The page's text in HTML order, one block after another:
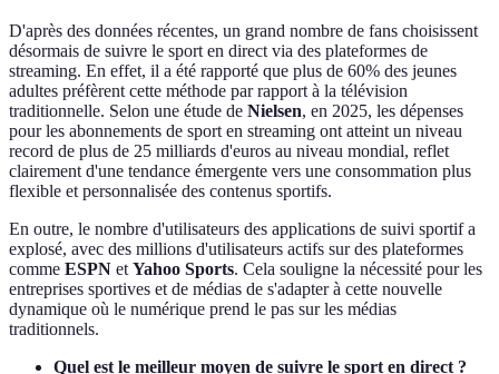
D'après des données récentes, un grand nombre de fans choisissent
désormais de suivre le sport en direct via des plateformes de
streaming. En effet, il a été rapporté que plus de 60% des jeunes
adultes préfèrent cette méthode par rapport à la télévision
traditionnelle. Selon une étude de Nielsen, en 2025, les dépenses
pour les abonnements de sport en streaming ont atteint un niveau
record de plus de 25 milliards d'euros au niveau mondial, reflet
clairement d'une tendance émergente vers une consommation plus
flexible et personnalisée des contenus sportifs.
En outre, le nombre d'utilisateurs des applications de suivi sportif a
explosé, avec des millions d'utilisateurs actifs sur des plateformes
comme ESPN et Yahoo Sports. Cela souligne la nécessité pour les
entreprises sportives et de médias de s'adapter à cette nouvelle
dynamique où le numérique prend le pas sur les médias
traditionnels.
Quel est le meilleur moyen de suivre le sport en direct ?